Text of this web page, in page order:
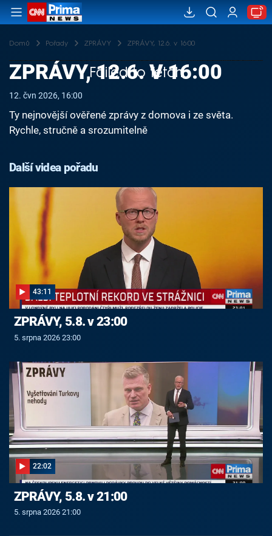
Domů Pořady ZPRÁVY ZPRÁVY, 12.6. v 16:00
Failed to fetch
ZPRÁVY, 12.6. V 16:00
12. čvn 2026, 16:00
Ty nejnovější ověřené zprávy z domova i ze světa.
Rychle, stručně a srozumitelně
Další videa pořadu
43:11
ZPRÁVY, 5.8. v 23:00
5. srpna 2026 23:00
22:02
ZPRÁVY, 5.8. v 21:00
5. srpna 2026 21:00